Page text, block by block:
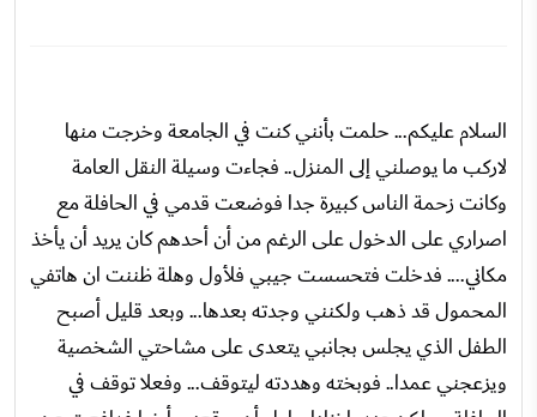
السلام عليكم... حلمت بأنني كنت في الجامعة وخرجت منها
لاركب ما يوصلني إلى المنزل.. فجاءت وسيلة النقل العامة
وكانت زحمة الناس كبيرة جدا فوضعت قدمي في الحافلة مع
اصراري على الدخول على الرغم من أن أحدهم كان يريد أن يأخذ
مكاني.... فدخلت فتحسست جيبي فلأول وهلة ظننت ان هاتفي
المحمول قد ذهب ولكنني وجدته بعدها... وبعد قليل أصبح
الطفل الذي يجلس بجانبي يتعدى على مشاحتي الشخصية
ويزعجني عمدا.. فوبخته وهددته ليتوقف... وفعلا توقف في